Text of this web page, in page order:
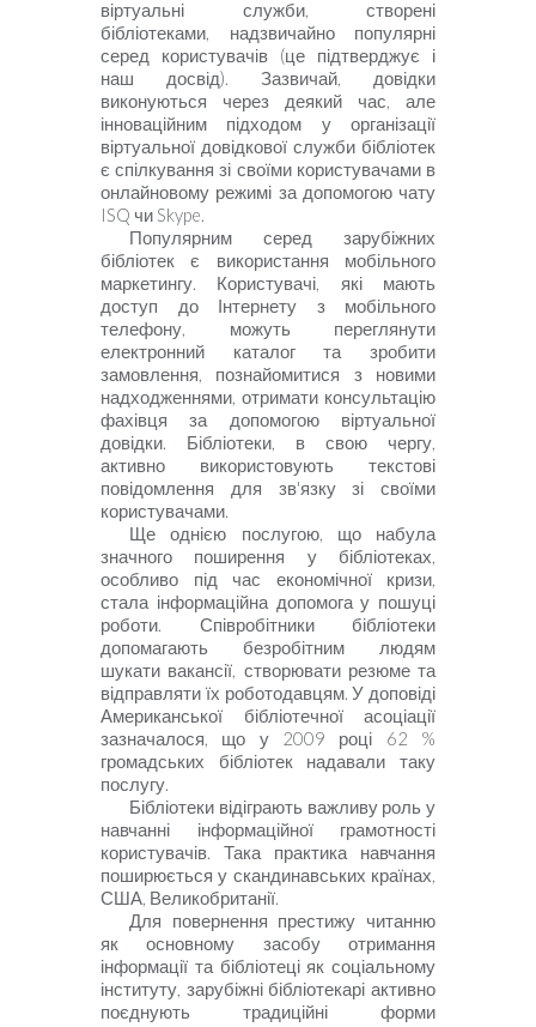
віртуальні служби, створені
бібліотеками, надзвичайно популярні
серед користувачів (це підтверджує і
наш досвід). Зазвичай, довідки
виконуються через деякий час, але
інноваційним підходом у організації
віртуальної довідкової служби бібліотек
є спілкування зі своїми користувачами в
онлайновому режимі за допомогою чату
ISQ чи Skype.
Популярним серед зарубіжних
бібліотек є використання мобільного
маркетингу. Користувачі, які мають
доступ до Інтернету з мобільного
телефону, можуть переглянути
електронний каталог та зробити
замовлення, познайомитися з новими
надходженнями, отримати консультацію
фахівця за допомогою віртуальної
довідки. Бібліотеки, в свою чергу,
активно використовують текстові
повідомлення для зв'язку зі своїми
користувачами.
Ще однією послугою, що набула
значного поширення у бібліотеках,
особливо під час економічної кризи,
стала інформаційна допомога у пошуці
роботи. Співробітники бібліотеки
допомагають безробітним людям
шукати вакансії, створювати резюме та
відправляти їх роботодавцям. У доповіді
Американської бібліотечної асоціації
зазначалося, що у 2009 році 62 %
громадських бібліотек надавали таку
послугу.
Бібліотеки відіграють важливу роль у
навчанні інформаційної грамотності
користувачів. Така практика навчання
поширюється у скандинавських країнах,
США, Великобританії.
Для повернення престижу читанню
як основному засобу отримання
інформації та бібліотеці як соціальному
інституту, зарубіжні бібліотекарі активно
поєднують традиційні форми